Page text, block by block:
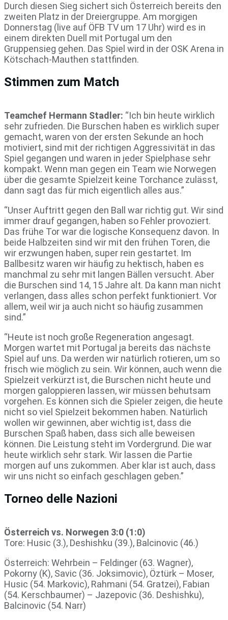
Durch diesen Sieg sichert sich Österreich bereits den
zweiten Platz in der Dreiergruppe. Am morgigen
Donnerstag (live auf ÖFB TV um 17 Uhr) wird es in
einem direkten Duell mit Portugal um den
Gruppensieg gehen. Das Spiel wird in der OSK Arena in
Kötschach-Mauthen stattfinden.
Stimmen zum Match
Teamchef Hermann Stadler: “Ich bin heute wirklich
sehr zufrieden. Die Burschen haben es wirklich super
gemacht, waren von der ersten Sekunde an hoch
motiviert, sind mit der richtigen Aggressivität in das
Spiel gegangen und waren in jeder Spielphase sehr
kompakt. Wenn man gegen ein Team wie Norwegen
über die gesamte Spielzeit keine Torchance zulässt,
dann sagt das für mich eigentlich alles aus.”
“Unser Auftritt gegen den Ball war richtig gut. Wir sind
immer drauf gegangen, haben so Fehler provoziert.
Das frühe Tor war die logische Konsequenz davon. In
beide Halbzeiten sind wir mit den frühen Toren, die
wir erzwungen haben, super rein gestartet. Im
Ballbesitz waren wir häufig zu hektisch, haben es
manchmal zu sehr mit langen Bällen versucht. Aber
die Burschen sind 14, 15 Jahre alt. Da kann man nicht
verlangen, dass alles schon perfekt funktioniert. Vor
allem, weil wir ja auch nicht so häufig zusammen
sind.”
“Heute ist noch große Regeneration angesagt.
Morgen wartet mit Portugal ja bereits das nächste
Spiel auf uns. Da werden wir natürlich rotieren, um so
frisch wie möglich zu sein. Wir können, auch wenn die
Spielzeit verkürzt ist, die Burschen nicht heute und
morgen galoppieren lassen, wir müssen behutsam
vorgehen. Es können sich die Spieler zeigen, die heute
nicht so viel Spielzeit bekommen haben. Natürlich
wollen wir gewinnen, aber wichtig ist, dass die
Burschen Spaß haben, dass sich alle beweisen
können. Die Leistung steht im Vordergrund. Die war
heute wirklich sehr stark. Wir lassen die Partie
morgen auf uns zukommen. Aber klar ist auch, dass
wir uns nicht so einfach geschlagen geben.”
Torneo delle Nazioni
Österreich vs. Norwegen 3:0 (1:0)
Tore: Husic (3.), Deshishku (39.), Balcinovic (46.)
Österreich: Wehrbein – Feldinger (63. Wagner),
Pokorny (K), Savic (36. Joksimovic), Öztürk – Moser,
Husic (54. Markovic), Rahmani (54. Gratzei), Fabian
(54. Kerschbaumer) – Jazepovic (36. Deshishku),
Balcinovic (54. Narr)